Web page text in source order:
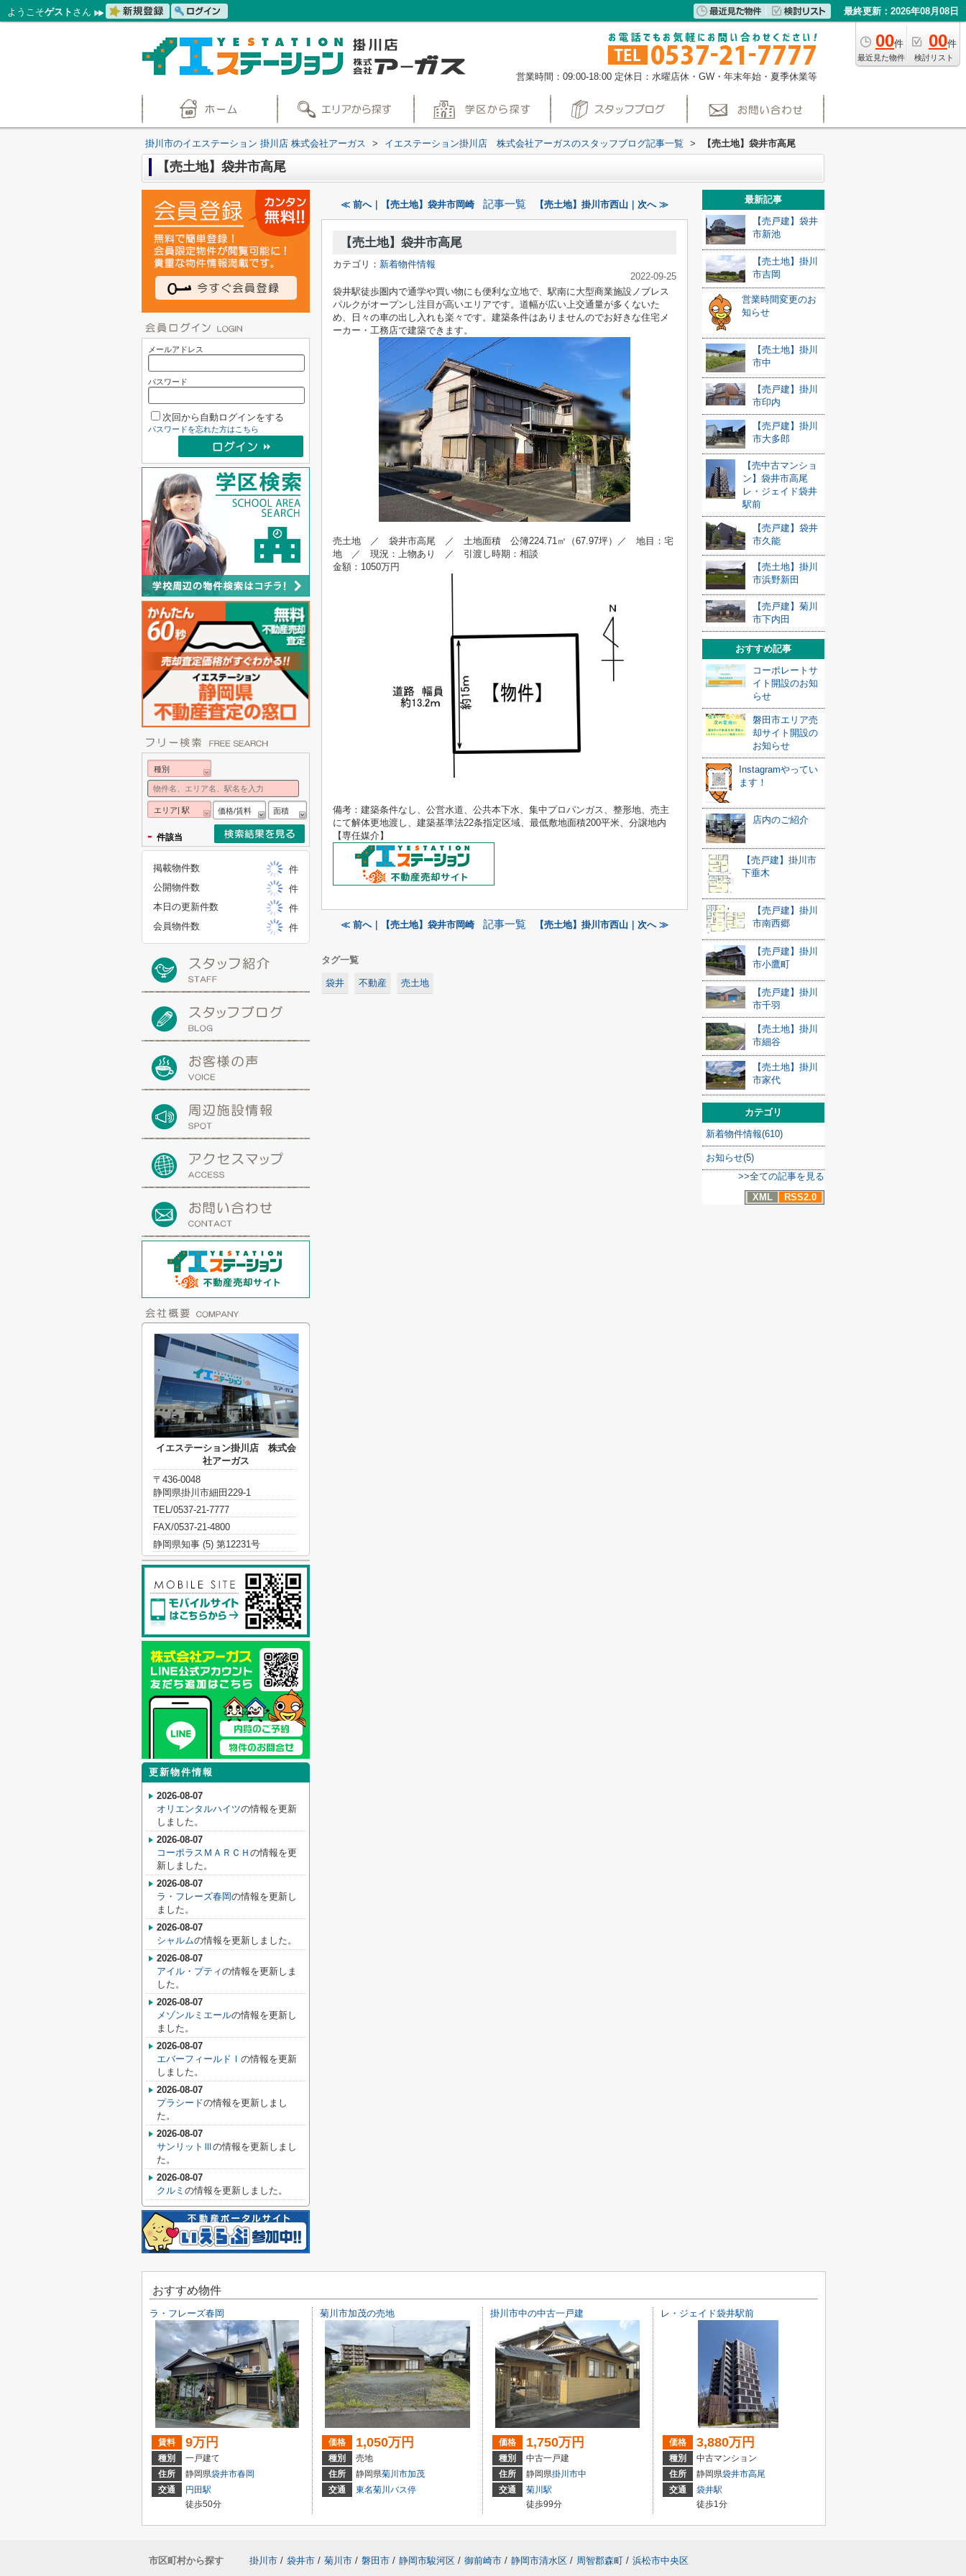
ようこそゲスト さん 最終更新：2026年08月08日
00件
最近見た物件
00件
検討リスト
営業時間：09:00-18:00 定休日：水曜店休・GW・年末年始・夏季休業等
掛川市のイエステーション 掛川店 株式会社アーガス > イエステーション掛川店 株式会社アーガスのスタッフブログ記事一覧 > 【売土地】袋井市高尾
【売土地】袋井市高尾
≪ 前へ｜【売土地】袋井市岡崎 記事一覧 【売土地】掛川市西山｜次へ ≫
【売土地】袋井市高尾
カテゴリ： 新着物件情報
2022-09-25
袋井駅徒歩圏内で通学や買い物にも便利な立地で、駅南に大型商業施設ノブレス
パルクがオープンし注目が高いエリアです。道幅が広い上交通量が多くないた
め、日々の車の出し入れも楽々です。建築条件はありませんのでお好きな住宅メ
ーカー・工務店で建築できます。
売土地 ／ 袋井市高尾 ／ 土地面積 公簿224.71㎡（67.97坪）／ 地目：宅
地 ／ 現況：上物あり
／ 引渡し時期：相談
金額：1050万円
備考： 建築条件なし、公営水道、公共本下水、集中プロパンガス、整形地、売主
にて解体更地渡し、建築基準法22条指定区域、最低敷地面積200平米、分譲地内
【専任媒介】
≪ 前へ｜【売土地】袋井市岡崎 記事一覧 【売土地】掛川市西山｜次へ ≫
タグ一覧
袋井 不動産 売土地
最新記事
【売戸建】袋井
市新池
【売土地】掛川
市吉岡
営業時間変更のお
知らせ
【売土地】掛川
市中
【売戸建】掛川
市印内
【売戸建】掛川
市大多郎
【売中古マンショ
ン】袋井市高尾
レ・ジェイド袋井
駅前
【売戸建】袋井
市久能
【売土地】掛川
市浜野新田
【売戸建】菊川
市下内田
おすすめ記事
コーポレートサ
イト開設のお知
らせ
磐田市エリア売
却サイト開設の
お知らせ
Instagramやってい
ます！
店内のご紹介
【売戸建】掛川市
下垂木
【売戸建】掛川
市南西郷
【売戸建】掛川
市小鷹町
【売戸建】掛川
市千羽
【売土地】掛川
市細谷
【売土地】掛川
市家代
カテゴリ
新着物件情報(610)
お知らせ(5)
>>全ての記事を見る
XML
RSS2.0
メールアドレス
パスワード
次回から自動ログインをする
パスワードを忘れた方はこちら
種別
エリア| 駅 価格/賃料 面積
- 件該当
掲載物件数
件
公開物件数
件
本日の更新件数
件
会員物件数
件
イエステーション掛川店 株式会
社アーガス
〒436-0048
静岡県掛川市細田229-1
TEL/0537-21-7777
FAX/0537-21-4800
静岡県知事 (5) 第12231号
更新物件情報
2026-08-07
オリエンタルハイツの情報を更新
しました。
2026-08-07
コーポラスＭＡＲＣＨ の情報を更
新しました。
2026-08-07
ラ・フレーズ春岡の情報を更新し
ました。
2026-08-07
シャルムの情報を更新しました。
2026-08-07
アイル・プティの情報を更新しま
した。
2026-08-07
メゾンルミエールの情報を更新し
ました。
2026-08-07
エバーフィールドⅠ の情報を更新
しました。
2026-08-07
プラシードの情報を更新しまし
た。
2026-08-07
サンリットⅢ の情報を更新しまし
た。
2026-08-07
クルミ の情報を更新しました。
おすすめ物件
ラ・フレーズ春岡
賃料 9万円
種別
一戸建て
住所
静岡県袋井市春岡
交通
円田駅
徒歩50分
菊川市加茂の売地
価格 1,050万円
種別
売地
住所
静岡県菊川市加茂
交通
東名菊川バス停
掛川市中の中古一戸建
価格 1,750万円
種別
中古一戸建
住所
静岡県掛川市中
交通
菊川駅
徒歩99分
レ・ジェイド袋井駅前
価格 3,880万円
種別
中古マンション
住所
静岡県袋井市高尾
交通
袋井駅
徒歩1分
市区町村から探す 掛川市 / 袋井市 / 菊川市 / 磐田市 / 静岡市駿河区 / 御前崎市 / 静岡市清水区 / 周智郡森町 / 浜松市中央区